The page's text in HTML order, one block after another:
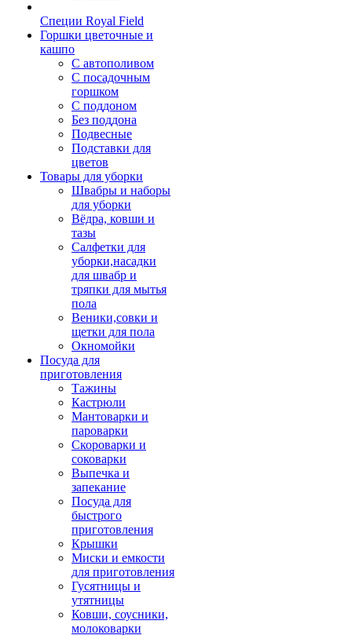
Специи Royal Field
Горшки цветочные и
кашпо
С автополивом
С посадочным
горшком
С поддоном
Без поддона
Подвесные
Подставки для
цветов
Товары для уборки
Швабры и наборы
для уборки
Вёдра, ковши и
тазы
Салфетки для
уборки,насадки
для швабр и
тряпки для мытья
пола
Веники,совки и
щетки для пола
Окномойки
Посуда для
приготовления
Тажины
Кастрюли
Мантоварки и
пароварки
Скороварки и
соковарки
Выпечка и
запекание
Посуда для
быстрого
приготовления
Крышки
Миски и емкости
для приготовления
Гусятницы и
утятницы
Ковши, соусники,
молоковарки